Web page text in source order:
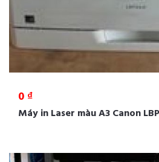
0 ₫
Máy in Laser màu A3 Canon